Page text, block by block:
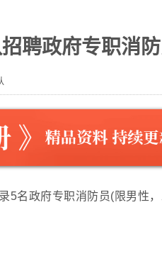
聘政府专职消
5名政府专职消防员(限男性